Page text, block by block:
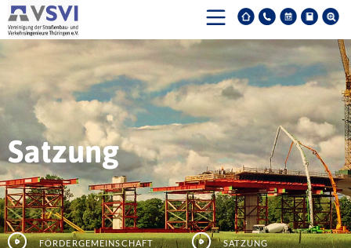
Satzung
Fördergemeinschaft Satzung